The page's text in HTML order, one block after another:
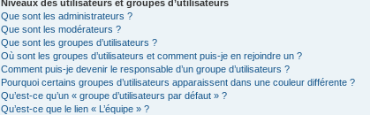
Niveaux des utilisateurs et groupes d’utilisateurs
Que sont les administrateurs ?
Que sont les modérateurs ?
Que sont les groupes d’utilisateurs ?
Où sont les groupes d’utilisateurs et comment puis-je en rejoindre un ?
Comment puis-je devenir le responsable d’un groupe d’utilisateurs ?
Pourquoi certains groupes d’utilisateurs apparaissent dans une couleur différente ?
Qu’est-ce qu’un « groupe d’utilisateurs par défaut » ?
Qu’est-ce que le lien « L’équipe » ?